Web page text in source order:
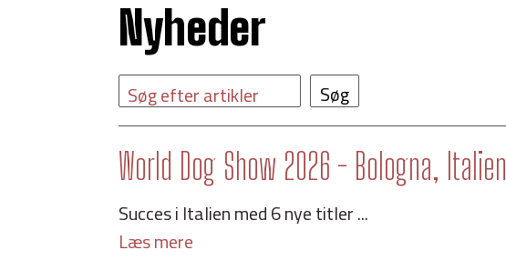
Nyheder
Søg efter artikler
World Dog Show 2026 - Bologna, Italien
Succes i Italien med 6 nye titler ...
Læs mere